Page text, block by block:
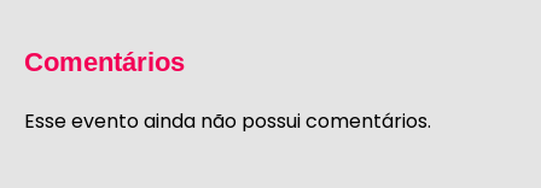
Comentários
Esse evento ainda não possui comentários.